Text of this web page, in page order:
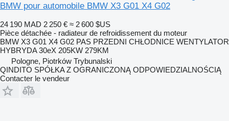
BMW pour automobile BMW X3 G01 X4 G02
24 190 MAD 2 250 € ≈ 2 600 $US
Pièce détachée - radiateur de refroidissement du moteur
BMW X3 G01 X4 G02 PAS PRZEDNI CHŁODNICE WENTYLATOR
HYBRYDA 30eX 205KW 279KM
Pologne, Piotrków Trybunalski
QINDITO SPÓŁKA Z OGRANICZONĄ ODPOWIEDZIALNOŚCIĄ
Contacter le vendeur